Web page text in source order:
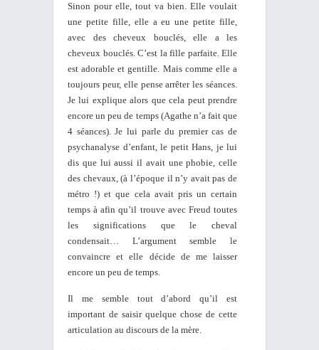
Sinon pour elle, tout va bien. Elle voulait
une petite fille, elle a eu une petite fille,
avec des cheveux bouclés, elle a les
cheveux bouclés. C’est la fille parfaite. Elle
est adorable et gentille. Mais comme elle a
toujours peur, elle pense arrêter les séances.
Je lui explique alors que cela peut prendre
encore un peu de temps (Agathe n’a fait que
4 séances). Je lui parle du premier cas de
psychanalyse d’enfant, le petit Hans, je lui
dis que lui aussi il avait une phobie, celle
des chevaux, (à l’époque il n’y avait pas de
métro !) et que cela avait pris un certain
temps à afin qu’il trouve avec Freud toutes
les significations que le cheval
condensait… L’argument semble le
convaincre et elle décide de me laisser
encore un peu de temps.
Il me semble tout d’abord qu’il est
important de saisir quelque chose de cette
articulation au discours de la mère.